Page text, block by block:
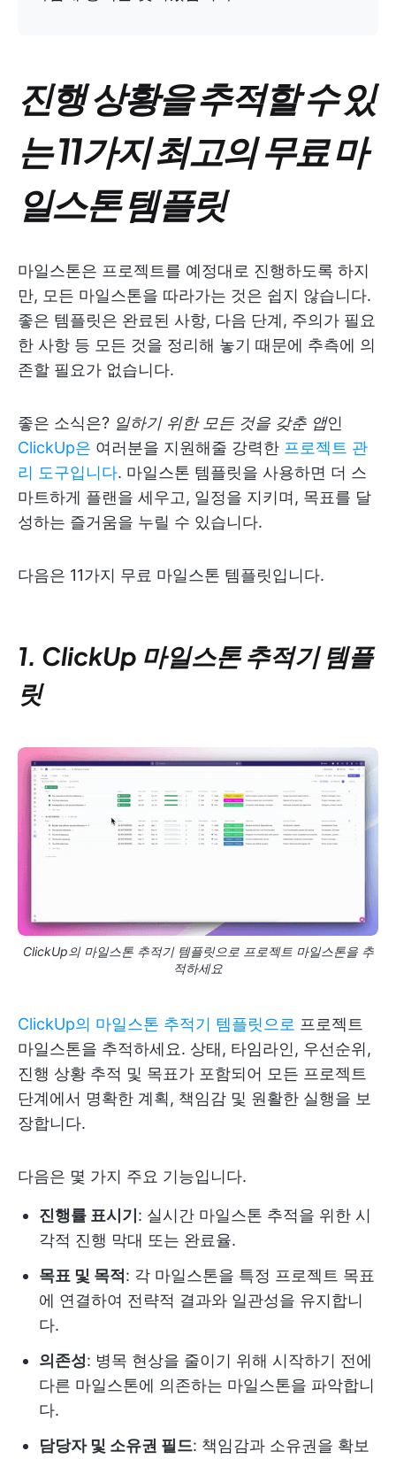
진행 상황을 추적할 수 있
는 11가지 최고의 무료 마
일스톤 템플릿
마일스톤은 프로젝트를 예정대로 진행하도록 하지
만, 모든 마일스톤을 따라가는 것은 쉽지 않습니다.
좋은 템플릿은 완료된 사항, 다음 단계, 주의가 필요
한 사항 등 모든 것을 정리해 놓기 때문에 추측에 의
존할 필요가 없습니다.
좋은 소식은? 일하기 위한 모든 것을 갖춘 앱인
ClickUp은 여러분을 지원해줄 강력한 프로젝트 관
리 도구입니다. 마일스톤 템플릿을 사용하면 더 스
마트하게 플랜을 세우고, 일정을 지키며, 목표를 달
성하는 즐거움을 누릴 수 있습니다.
다음은 11가지 무료 마일스톤 템플릿입니다.
1. ClickUp 마일스톤 추적기 템플
릿
ClickUp의 마일스톤 추적기 템플릿으로 프로젝트 마일스톤을 추
적하세요
ClickUp의 마일스톤 추적기 템플릿으로 프로젝트
마일스톤을 추적하세요. 상태, 타임라인, 우선순위,
진행 상황 추적 및 목표가 포함되어 모든 프로젝트
단계에서 명확한 계획, 책임감 및 원활한 실행을 보
장합니다.
다음은 몇 가지 주요 기능입니다.
진행률 표시기: 실시간 마일스톤 추적을 위한 시
각적 진행 막대 또는 완료율.
목표 및 목적: 각 마일스톤을 특정 프로젝트 목표
에 연결하여 전략적 결과와 일관성을 유지합니
다.
의존성: 병목 현상을 줄이기 위해 시작하기 전에
다른 마일스톤에 의존하는 마일스톤을 파악합니
다.
담당자 및 소유권 필드: 책임감과 소유권을 확보